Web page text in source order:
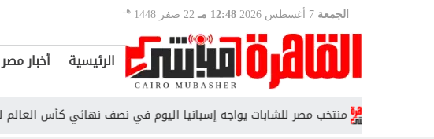
الجمعة 12:48 مـ 22 صفر 1448 هـ
الرئيسية أخبار مصر
منتخب مصر للشابات يواجه إسبانيا اليوم في نصف نهائي كأس العالم لكرة...